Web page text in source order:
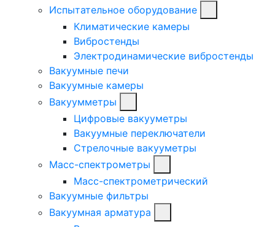
Испытательное оборудование
Климатические камеры
Вибростенды
Электродинамические вибростенды
Вакуумные печи
Вакуумные камеры
Вакуумметры
Цифровые вакууметры
Вакуумные переключатели
Стрелочные вакууметры
Масс-спектрометры
Масс-спектрометрический
Вакуумные фильтры
Вакуумная арматура